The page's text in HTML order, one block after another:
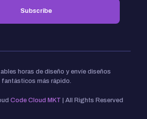
horas de diseño y envíe diseños
fantásticos más rápido.
Code Cloud MKT | All Rights Reserved